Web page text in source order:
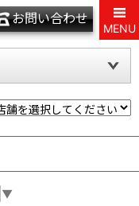
お問い合わせ
MENU
▼